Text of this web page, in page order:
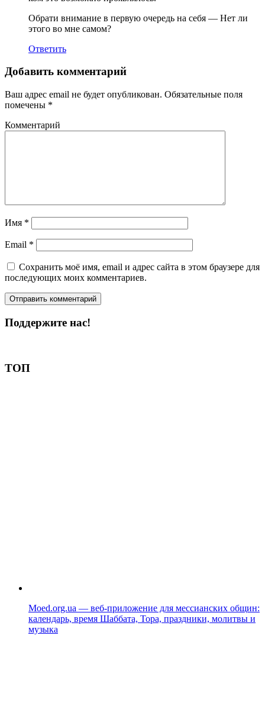
Обрати внимание в первую очередь на себя — Нет ли
этого во мне самом?
Ответить
Добавить комментарий
Ваш адрес email не будет опубликован. Обязательные поля
помечены *
Комментарий
Имя *
Email *
Сохранить моё имя, email и адрес сайта в этом браузере для
последующих моих комментариев.
Поддержите нас!
ТОП
Moed.org.ua — веб-приложение для мессианских общин:
календарь, время Шаббата, Тора, праздники, молитвы и
музыка